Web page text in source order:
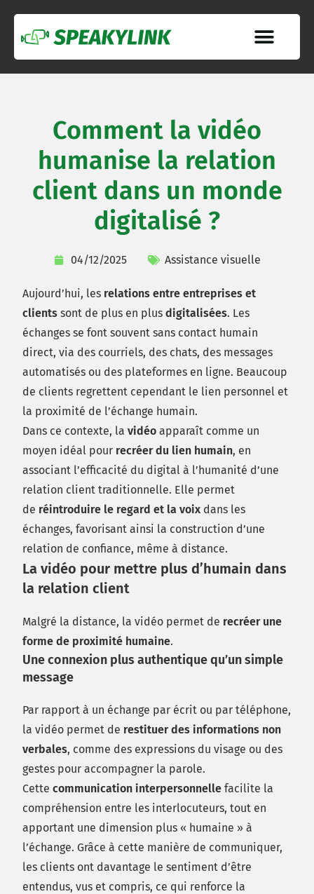
Comment la vidéo
humanise la relation
client dans un monde
digitalisé ?
04/12/2025 Assistance visuelle
Aujourd’hui, les relations entre entreprises et
clients sont de plus en plusdigitalisées. Les
échanges se font souvent sans contact humain
direct, via des courriels, des chats, des messages
automatisés ou des plateformes en ligne. Beaucoup
de clients regrettent cependant le lien personnel et
la proximité de l’échange humain.
Dans ce contexte, lavidéo apparaît comme un
moyen idéal pour recréer du lien humain, en
associant l’efficacité du digital à l’humanité d’une
relation client traditionnelle. Elle permet
de réintroduire le regard et la voix dans les
échanges, favorisant ainsi la construction d’une
relation de confiance, même à distance.
La vidéo pour mettre plus d’humain dans
la relation client
Malgré la distance, la vidéo permet de recréer une
forme de proximité humaine.
Une connexion plus authentique qu’un simple
message
Par rapport à un échange par écrit ou par téléphone,
la vidéo permet de restituer des informations non
verbales, comme des expressions du visage ou des
gestes pour accompagner la parole.
Cettecommunication interpersonnelle facilite la
compréhension entre les interlocuteurs, tout en
apportant une dimension plus « humaine » à
l’échange. Grâce à cette manière de communiquer,
les clients ont davantage le sentiment d’être
entendus, vus et compris, ce qui renforce la